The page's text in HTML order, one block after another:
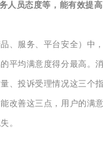
人员态度等，能有效提高
、服务、平台安全）中
平均满意度得分最高。
、投诉受理情况这三个
改善这三点，用户的满
。